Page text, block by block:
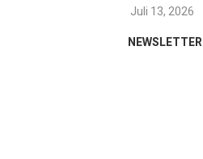
Juli 13, 2026
NEWSLETTER